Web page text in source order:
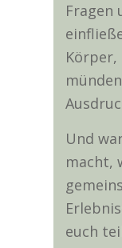
Fragen
Körper,
Und
macht,
euch